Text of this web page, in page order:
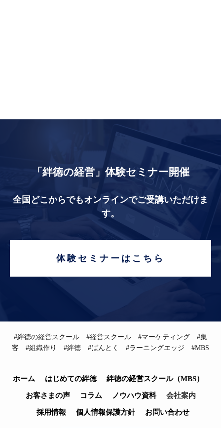
「絆徳の経営」体験セミナー開催
全国どこからでもオンラインでご受講いただけま
す。
体験セミナーはこちら
#絆徳の経営スクール #経営スクール #マーケティング #集
客 #組織作り #絆徳 #ばんとく #ラーニングエッジ #MBS
ホーム はじめての絆徳 絆徳の経営スクール（MBS）
お客さまの声 コラム ノウハウ資料 会社案内
採用情報 個人情報保護方針 お問い合わせ